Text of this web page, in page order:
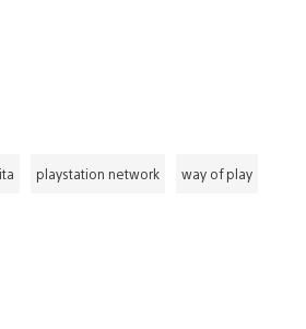
playstation network way of play